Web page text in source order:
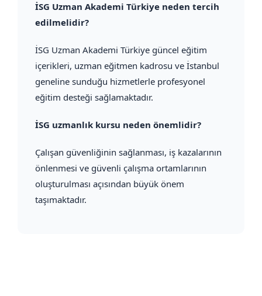
İSG Uzman Akademi Türkiye neden tercih
edilmelidir?
İSG Uzman Akademi Türkiye güncel eğitim
içerikleri, uzman eğitmen kadrosu ve İstanbul
geneline sunduğu hizmetlerle profesyonel
eğitim desteği sağlamaktadır.
İSG uzmanlık kursu neden önemlidir?
Çalışan güvenliğinin sağlanması, iş kazalarının
önlenmesi ve güvenli çalışma ortamlarının
oluşturulması açısından büyük önem
taşımaktadır.